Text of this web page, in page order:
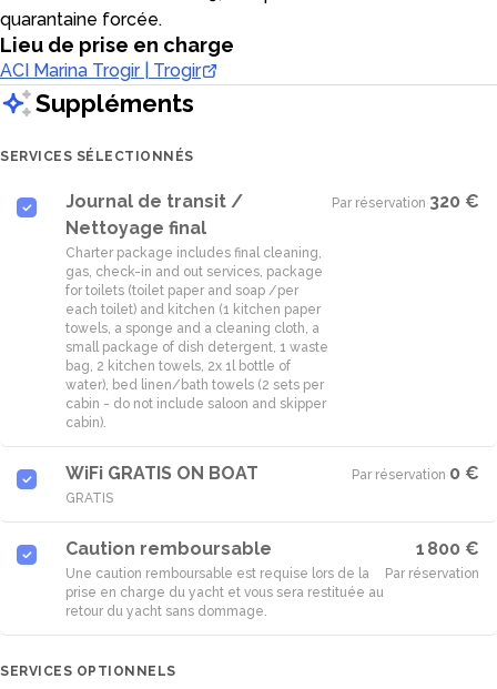
quarantaine forcée.
Lieu de prise en charge
ACI Marina Trogir | Trogir
Suppléments
SERVICES SÉLECTIONNÉS
Journal de transit /
Nettoyage final
Charter package includes final cleaning,
gas, check-in and out services, package
for toilets (toilet paper and soap /per
each toilet) and kitchen (1 kitchen paper
towels, a sponge and a cleaning cloth, a
small package of dish detergent, 1 waste
bag, 2 kitchen towels, 2x 1l bottle of
water), bed linen/bath towels (2 sets per
cabin - do not include saloon and skipper
Par réservation·320 €
WiFi GRATIS ON BOAT
GRATIS
Par réservation·0 €
Caution remboursable
Une caution remboursable est requise lors de la
prise en charge du yacht et vous sera restituée au
retour du yacht sans dommage.
1 800 €
Par réservation
SERVICES OPTIONNELS